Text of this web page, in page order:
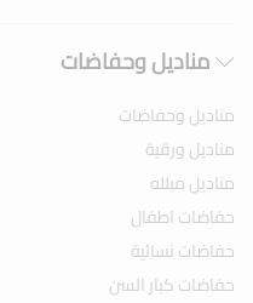
مناديل وحفاضات
مناديل وحفاضات
مناديل ورقية
مناديل مبلله
حفاضات اطفال
حفاضات نسائية
حفاضات كبار السن